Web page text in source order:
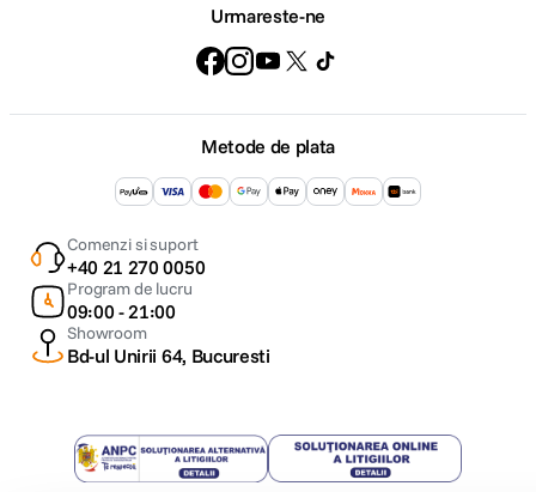
Urmareste-ne
Metode de plata
Comenzi si suport
+40 21 270 0050
Program de lucru
09:00 - 21:00
Showroom
Bd-ul Unirii 64, Bucuresti